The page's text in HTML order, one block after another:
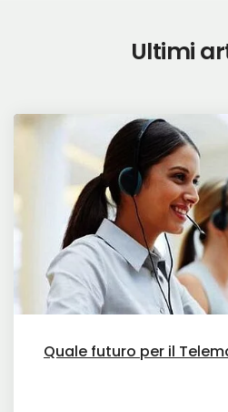
Ultimi
Quale futuro per il